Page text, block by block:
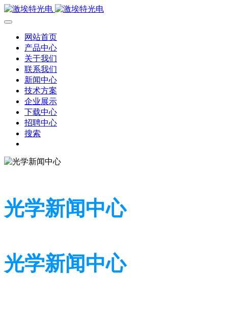
网站首页
产品中心
关于我们
联系我们
新闻中心
技术方案
企业展示
下载中心
招聘中心
搜索
光学新闻中心
光学新闻中心